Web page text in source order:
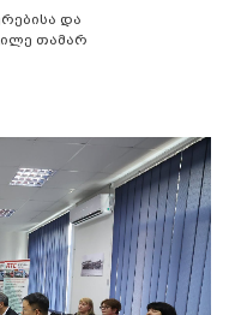
და
თამარ